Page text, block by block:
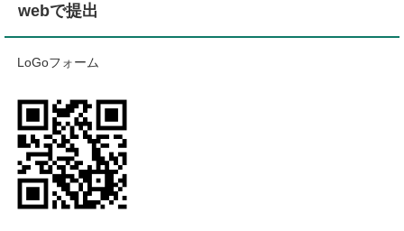
webで提出
LoGoフォーム